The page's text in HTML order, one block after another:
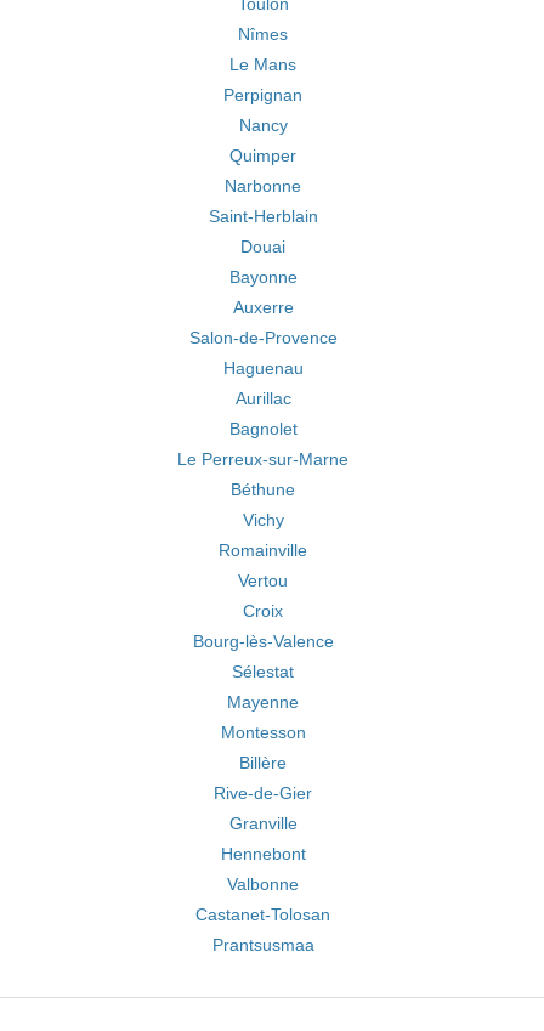
Nîmes
Le Mans
Perpignan
Nancy
Quimper
Narbonne
Saint-Herblain
Douai
Bayonne
Auxerre
Salon-de-Provence
Haguenau
Aurillac
Bagnolet
Le Perreux-sur-Marne
Béthune
Vichy
Romainville
Vertou
Croix
Bourg-lès-Valence
Sélestat
Mayenne
Montesson
Billère
Rive-de-Gier
Granville
Hennebont
Valbonne
Castanet-Tolosan
Prantsusmaa